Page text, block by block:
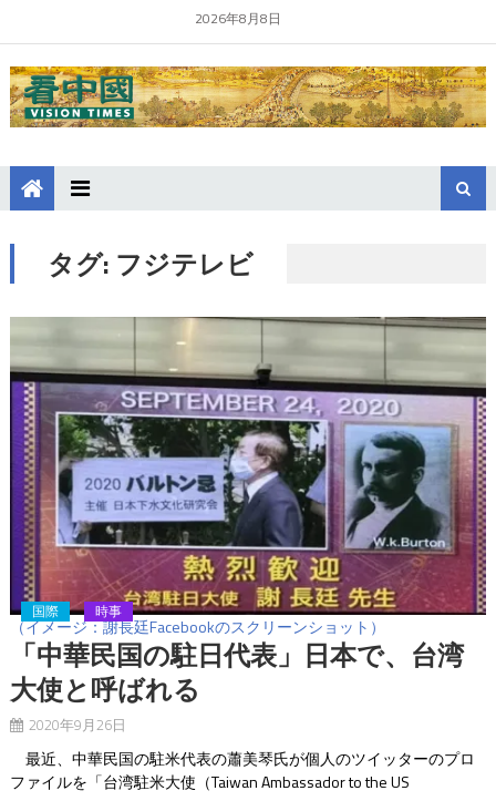
2026年8月8日
タグ: フジテレビ
（イメージ：謝長廷Facebookのスクリーンショット）
国際 時事
「中華民国の駐日代表」日本で、台湾
大使と呼ばれる
2020年9月26日
最近、中華民国の駐米代表の蕭美琴氏が個人のツイッターのプロ
ファイルを「台湾駐米大使（Taiwan Ambassador to the US